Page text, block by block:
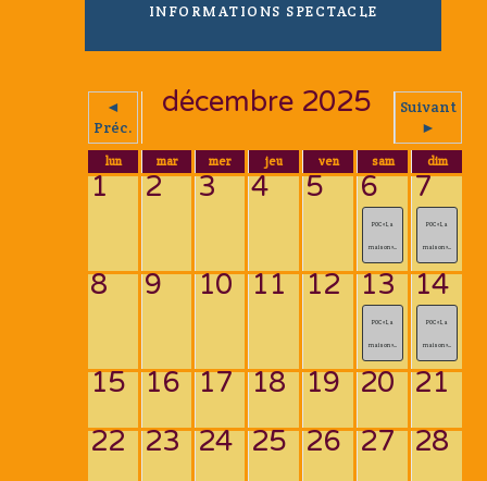
INFORMATIONS SPECTACLE
◄
Préc.
décembre 2025
Suivant
►
lun mar mer jeu ven sam dim
1 2 3 4 5 6
POC « La
maison »...
7
POC « La
maison »...
8 9 10 11 12 13
POC « La
maison »...
14
POC « La
maison »...
15 16 17 18 19 20 21
22 23 24 25 26 27 28